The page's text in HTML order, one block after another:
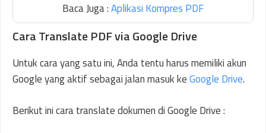
Baca Juga :Aplikasi Kompres PDF
Cara Translate PDF via Google Drive
Untuk cara yang satu ini, Anda tentu harus memiliki akun
Google yang aktif sebagai jalan masuk keGoogle Drive.
Berikut ini cara translate dokumen di Google Drive :